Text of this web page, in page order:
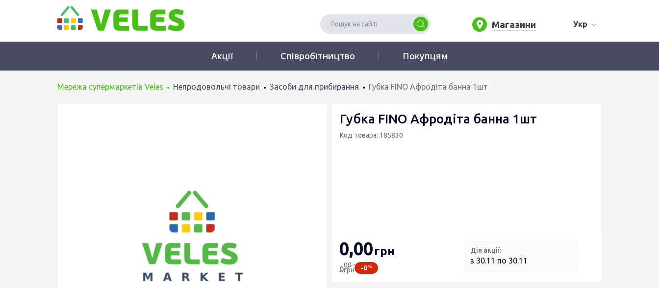
Магазини Укр
Акції Співробітництво Покупцям
Мережа супермаркетів Veles Непродовольчі товари Засоби для прибирання Губка FINO Афродіта банна 1шт
Губка FINO Афродіта банна 1шт
Код товара: 185830
0,00грн
000
грн -0%
Дія акції:
з 30.11 по 30.11